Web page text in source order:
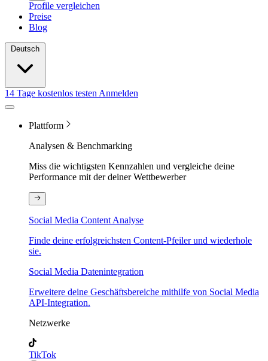
Profile vergleichen
Preise
Blog
14 Tage kostenlos testen Anmelden
Plattform
Analysen & Benchmarking
Miss die wichtigsten Kennzahlen und vergleiche deine
Performance mit der deiner Wettbewerber
Social Media Content Analyse
Finde deine erfolgreichsten Content-Pfeiler und wiederhole
sie.
Social Media Datenintegration
Erweitere deine Geschäftsbereiche mithilfe von Social Media
API-Integration.
Netzwerke
TikTok